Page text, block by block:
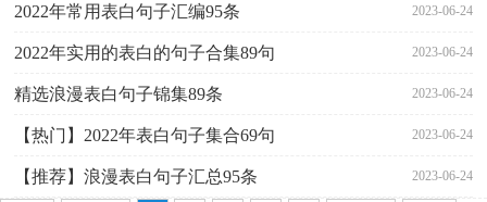
2022年常用表白句子汇编95条 2023-06-24
2022年实用的表白的句子合集89句 2023-06-24
精选浪漫表白句子锦集89条 2023-06-24
【热门】2022年表白句子集合69句 2023-06-24
【推荐】浪漫表白句子汇总95条 2023-06-24